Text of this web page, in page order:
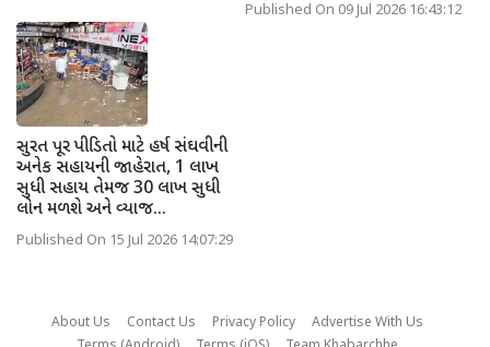
Published On 09 Jul 2026 16:43:12
સુરત પૂર પીડિતો માટે હર્ષ સંઘવીની
અનેક સહાયની જાહેરાત, 1 લાખ
સુધી સહાય તેમજ 30 લાખ સુધી
લોન મળશે અને વ્યાજ...
Published On 15 Jul 2026 14:07:29
About Us Contact Us Privacy Policy
Advertise With Us